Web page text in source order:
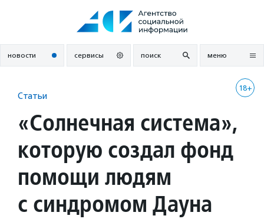
новости сервисы поиск меню
18+
Статьи
«Солнечная система»,
которую создал фонд
помощи людям
с синдромом Дауна